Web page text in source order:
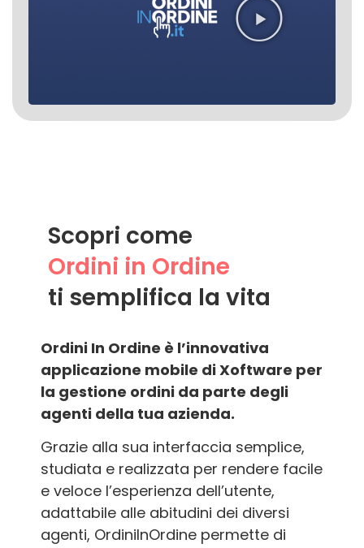
Scopri come
Ordini in Ordine
ti semplifica la vita
Ordini In Ordine è l’innovativa
applicazione mobile di Xoftware per
la gestione ordini da parte degli
agenti della tua azienda.
Grazie alla sua interfaccia semplice,
studiata e realizzata per rendere facile
e veloce l’esperienza dell’utente,
adattabile alle abitudini dei diversi
agenti, OrdiniInOrdine permette di